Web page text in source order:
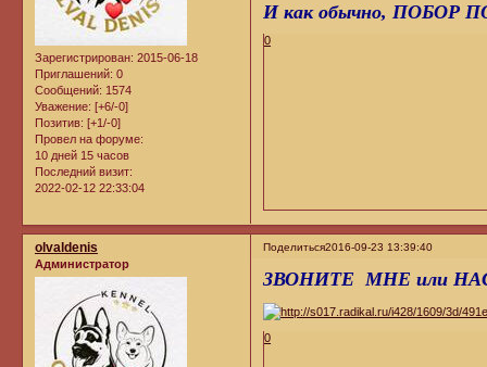
Зарегистрирован: 2015-06-18
Приглашений: 0
Сообщений: 1574
Уважение: [+6/-0]
Позитив: [+1/-0]
Провел на форуме:
10 дней 15 часов
Последний визит:
2022-02-12 22:33:04
И как обычно, ПОБОР
0
Поделиться2016-09-23 13:39:40
olvaldenis
Администратор
ЗВОНИТЕ МНЕ или
0